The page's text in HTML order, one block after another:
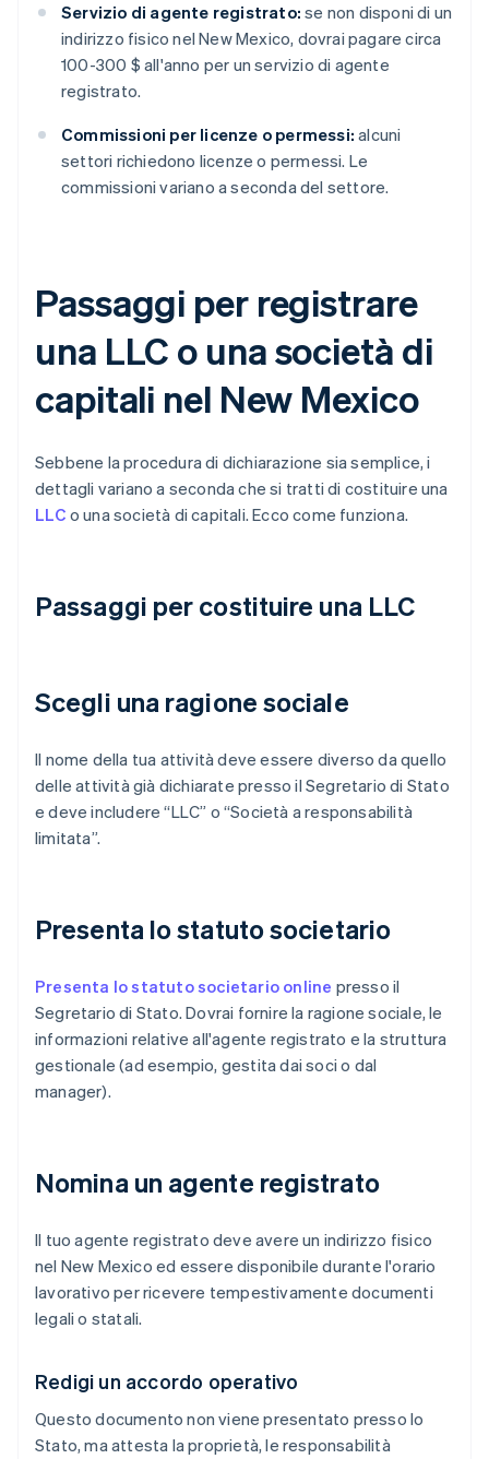
Servizio di agente registrato: se non disponi di un
indirizzo fisico nel New Mexico, dovrai pagare circa
100-300 $ all'anno per un servizio di agente
registrato.
Commissioni per licenze o permessi: alcuni
settori richiedono licenze o permessi. Le
commissioni variano a seconda del settore.
Passaggi per registrare
una LLC o una società di
capitali nel New Mexico
Sebbene la procedura di dichiarazione sia semplice, i
dettagli variano a seconda che si tratti di costituire una
LLC o una società di capitali. Ecco come funziona.
Passaggi per costituire una LLC
Scegli una ragione sociale
Il nome della tua attività deve essere diverso da quello
delle attività già dichiarate presso il Segretario di Stato
e deve includere “LLC” o “Società a responsabilità
limitata”.
Presenta lo statuto societario
Presenta lo statuto societario online presso il
Segretario di Stato. Dovrai fornire la ragione sociale, le
informazioni relative all'agente registrato e la struttura
gestionale (ad esempio, gestita dai soci o dal
manager).
Nomina un agente registrato
Il tuo agente registrato deve avere un indirizzo fisico
nel New Mexico ed essere disponibile durante l'orario
lavorativo per ricevere tempestivamente documenti
legali o statali.
Redigi un accordo operativo
Questo documento non viene presentato presso lo
Stato, ma attesta la proprietà, le responsabilità